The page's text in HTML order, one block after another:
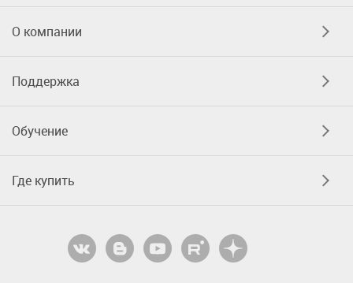
О компании
Поддержка
Обучение
Где купить